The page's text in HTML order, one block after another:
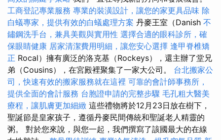
工商登記專業服務 專業的裝潢設計，讓您的家更具品味 除
白蟻專家，提供有效的白蟻處理方案 丹麥王室（Danish 不
鏽鋼洗手台，兼具美觀與實用性 選擇合適的眼科診所，確
保眼睛健康 居家清潔費用明細，讓您安心選擇 逢甲脊椎矯
正 Rocal）擁有廣泛的洛克基（Rockeys），還主辦了堂兄
弟（Cousins），在宮殿裡聚集了一家大公司。 台北搬家公
司，快速有效的搬家服務就在這裡 可靠的會計師事務所，
提供全面的會計服務 台胞證申請的完整步驟 毛孔粗大醫美
療程，讓肌膚更加細緻 這些禮物將於12月23日放在樹下，
聖誕節是皇家孩子，遵循丹麥民間傳統和聖誕老人​​精靈的
粥。 對於您來說，與您一起，我們撰寫了該國最大的在線